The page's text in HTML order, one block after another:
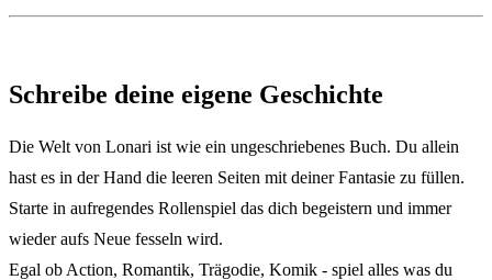
Schreibe deine eigene Geschichte
Die Welt von Lonari ist wie ein ungeschriebenes Buch. Du allein
hast es in der Hand die leeren Seiten mit deiner Fantasie zu füllen.
Starte in aufregendes Rollenspiel das dich begeistern und immer
wieder aufs Neue fesseln wird.
Egal ob Action, Romantik, Trägodie, Komik - spiel alles was du